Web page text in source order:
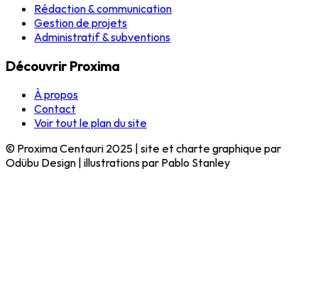
Rédaction & communication
Gestion de projets
Administratif & subventions
Découvrir Proxima
À propos
Contact
Voir tout le plan du site
© Proxima Centauri 2025 | site et charte graphique par
Odübu Design | illustrations par Pablo Stanley